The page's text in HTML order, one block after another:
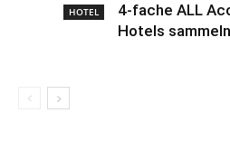
HOTEL
4-fache ALL
Hotels sammeln